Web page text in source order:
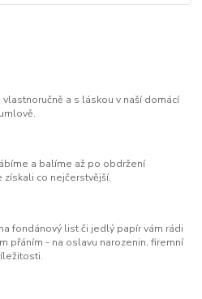
a s láskou v naší domácí
a balíme až po obdržení
získali co nejčerstvější.
fondánový list či jedlý papír vám rádi
přáním - na oslavu narozenin, firemní